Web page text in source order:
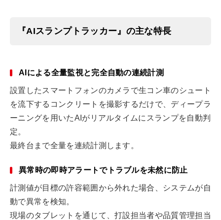
『AIスランプトラッカー』の主な特長
AIによる全量監視と完全自動の連続計測
設置したスマートフォンのカメラで生コン車のシュート
を流下するコンクリートを撮影するだけで、ディープラ
ーニングを用いたAIがリアルタイムにスランプを自動判
定。
最終台まで全量を連続計測します。
異常時の即時アラートでトラブルを未然に防止
計測値が目標の許容範囲から外れた場合、システムが自
動で異常を検知。
現場のタブレットを通じて、打設担当者や品質管理担当